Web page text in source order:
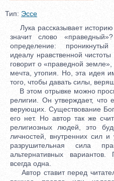
Тип: Эссе
Лука рассказывает
значит слово
определение:
идеалу нравственной
говорит о «праведной
мечта, утопия. Но, эта идея
того, чтобы давать силы,
В этом отрывке можно
религии. Он утверждает, что
верующих. Существование
его нет. Но автор так же
религиозных людей, это
личностей, внутренних сил
разрушительная сила
альтернативных
всегда одна.
Автор ставит перед